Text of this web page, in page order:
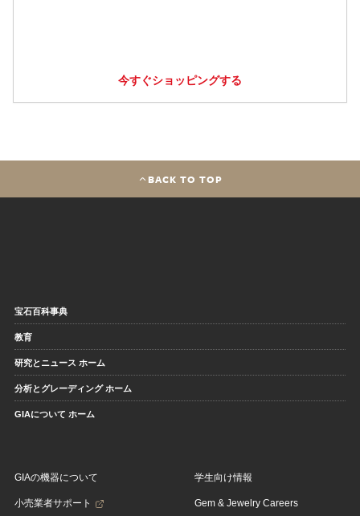
今すぐショッピングする
BACK TO TOP
宝石百科事典
教育
研究とニュース ホーム
分析とグレーディング ホーム
GIAについて ホーム
GIAの機器について
小売業者サポート
学生向け情報
Gem & Jewelry Careers